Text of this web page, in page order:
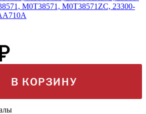
M0T38571, M0T38571ZC, 23300-
В КОРЗИНУ